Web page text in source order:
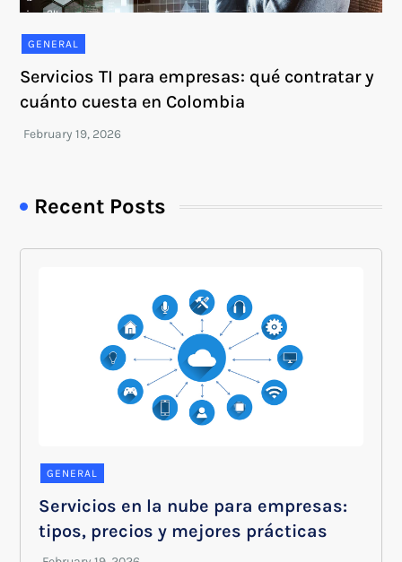
GENERAL
Servicios TI para empresas: qué contratar y
cuánto cuesta en Colombia
Recent Posts
GENERAL
Servicios en la nube para empresas:
tipos, precios y mejores prácticas